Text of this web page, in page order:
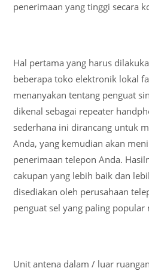
penerimaan yang tinggi secara
Hal pertama yang harus
beberapa toko elektronik lokal
menanyakan tentang penguat
dikenal sebagai repeater
sederhana ini dirancang untuk
Anda, yang kemudian akan
penerimaan telepon Anda.
cakupan yang lebih baik dan
disediakan oleh perusahaan
penguat sel yang paling popular
Unit antena dalam / luar